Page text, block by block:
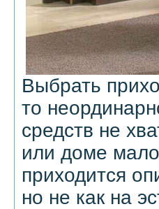
Выбрать
то
средств не
или доме
приходится
но не как на